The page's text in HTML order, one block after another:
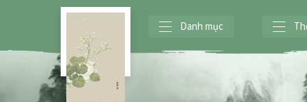
Danh mục